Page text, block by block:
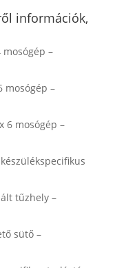
információk,
mosógép –
mosógép –
6 mosógép –
tűzhely –
sütő –